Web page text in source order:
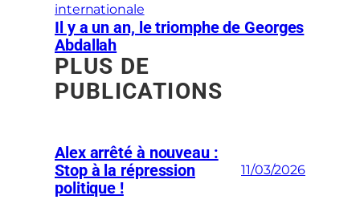
internationale
Il y a un an, le triomphe de Georges
Abdallah
PLUS DE
PUBLICATIONS
Alex arrêté à nouveau :
Stop à la répression
politique !
11/03/2026